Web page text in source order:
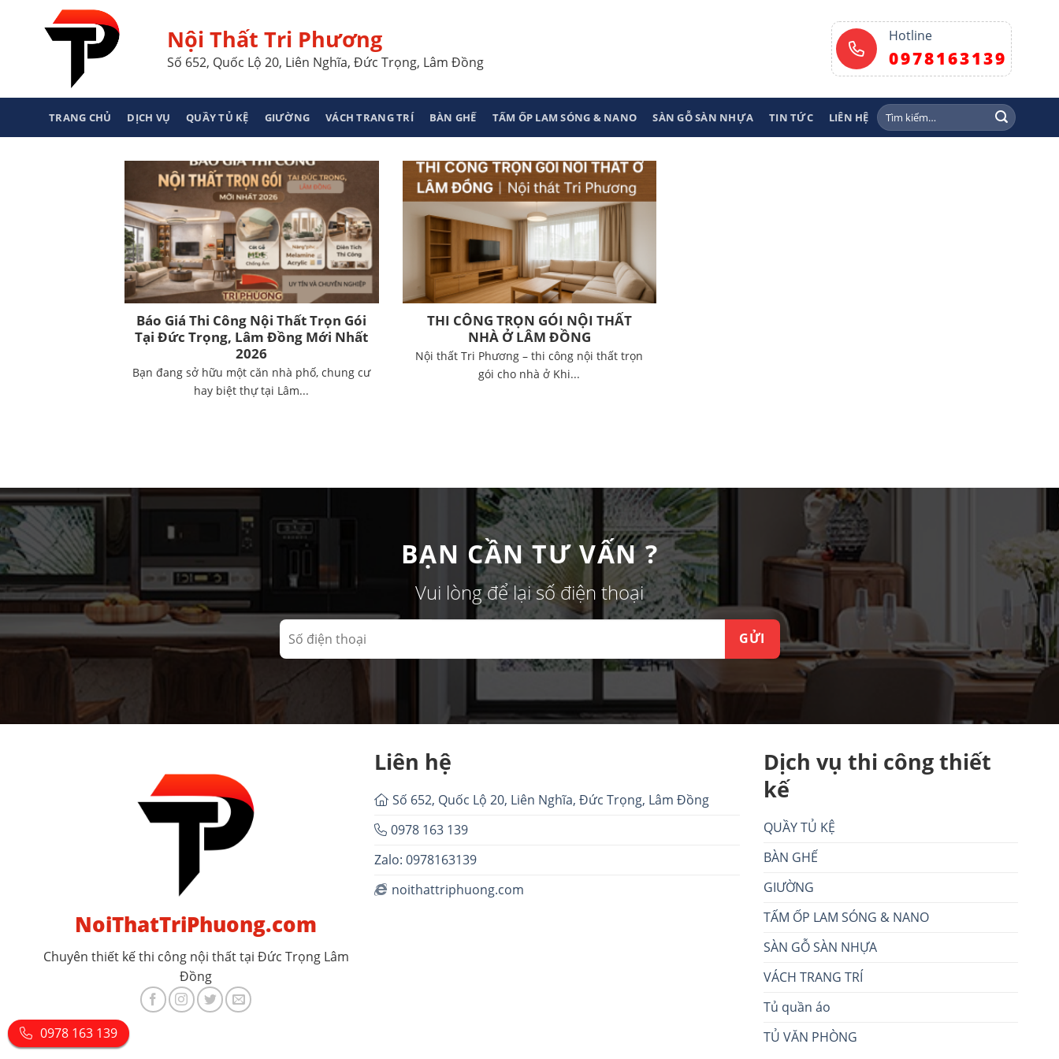
Nội Thất Tri Phương
Số 652, Quốc Lộ 20, Liên Nghĩa, Đức Trọng, Lâm Đồng
Hotline
0978163139
TRANG CHỦ DỊCH VỤ QUẦY TỦ KỆ GIƯỜNG VÁCH TRANG TRÍ BÀN GHẾ TẤM ỐP LAM SÓNG & NANO SÀN GỖ SÀN NHỰA TIN TỨC LIÊN HỆ
Tìm
kiếm:
Báo Giá Thi Công Nội Thất Trọn Gói
Tại Đức Trọng, Lâm Đồng Mới Nhất
2026
Bạn đang sở hữu một căn nhà phố, chung cư
hay biệt thự tại Lâm...
THI CÔNG TRỌN GÓI NỘI THẤT
NHÀ Ở LÂM ĐỒNG
Nội thất Tri Phương – thi công nội thất trọn
gói cho nhà ở Khi...
BẠN CẦN TƯ VẤN ?
Vui lòng để lại số điện thoại
NoiThatTriPhuong.com
Chuyên thiết kế thi công nội thất tại Đức Trọng Lâm
Đồng
Liên hệ
Số 652, Quốc Lộ 20, Liên Nghĩa, Đức Trọng, Lâm Đồng
0978 163 139
Zalo: 0978163139
noithattriphuong.com
Dịch vụ thi công thiết
kế
QUẦY TỦ KỆ
BÀN GHẾ
GIƯỜNG
TẤM ỐP LAM SÓNG & NANO
SÀN GỖ SÀN NHỰA
VÁCH TRANG TRÍ
Tủ quần áo
TỦ VĂN PHÒNG
0978 163 139